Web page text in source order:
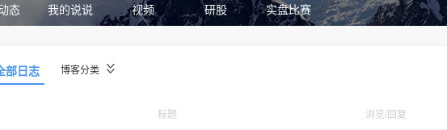
态 我的说说 视频 研股 实盘比赛
部日志 博客分类
标题 浏览/回复